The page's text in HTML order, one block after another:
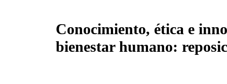
Conocimiento, ética e
bienestar humano: